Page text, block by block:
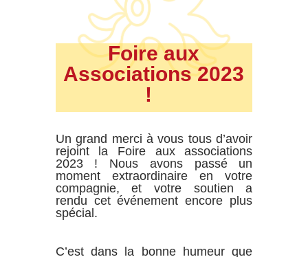
Foire aux
Associations 2023
!
Un grand merci à vous tous d’avoir
rejoint la Foire aux associations
2023 ! Nous avons passé un
moment extraordinaire en votre
compagnie, et votre soutien a
rendu cet événement encore plus
spécial.
C’est dans la bonne humeur que